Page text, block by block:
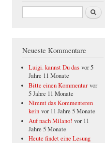
Suche
Neueste Kommentare
Luigi. kannst Du das vor 5
Jahre 11 Monate
Bitte einen Kommentar vor
5 Jahre 11 Monate
Nimmt das Kommenteren
kein vor 11 Jahre 5 Monate
Auf nach Milano! vor 11
Jahre 5 Monate
Heute findet eine Lesung